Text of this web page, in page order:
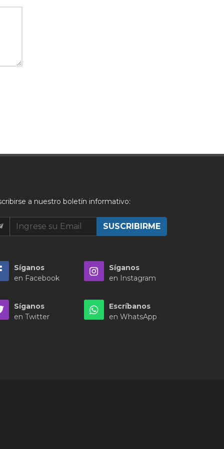
a nuestro boletín informativo:
Síganos
en Facebook
Síganos
en Instagram
Síganos
en Twitter
Escríbanos
en WhatsApp